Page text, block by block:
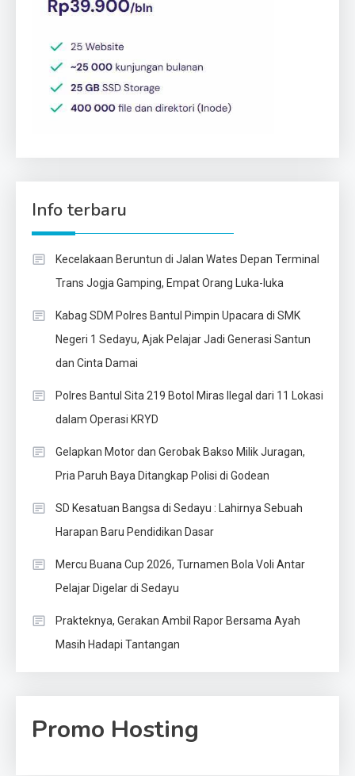
Info terbaru
Kecelakaan Beruntun di Jalan Wates Depan Terminal
Trans Jogja Gamping, Empat Orang Luka-luka
Kabag SDM Polres Bantul Pimpin Upacara di SMK
Negeri 1 Sedayu, Ajak Pelajar Jadi Generasi Santun
dan Cinta Damai
Polres Bantul Sita 219 Botol Miras Ilegal dari 11 Lokasi
dalam Operasi KRYD
Gelapkan Motor dan Gerobak Bakso Milik Juragan,
Pria Paruh Baya Ditangkap Polisi di Godean
SD Kesatuan Bangsa di Sedayu : Lahirnya Sebuah
Harapan Baru Pendidikan Dasar
Mercu Buana Cup 2026, Turnamen Bola Voli Antar
Pelajar Digelar di Sedayu
Prakteknya, Gerakan Ambil Rapor Bersama Ayah
Masih Hadapi Tantangan
Promo Hosting